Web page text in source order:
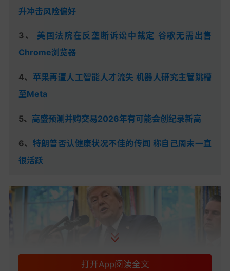
升冲击风险偏好
3 、 美国法院在反垄断诉讼中裁定 谷歌无需出售
Chrome浏览器
4、 苹果再遭人工智能人才流失 机器人研究主管跳槽
至Meta
5、 高盛预测并购交易2026年有可能会创纪录新高
6、 特朗普否认健康状况不佳的传闻 称自己周末一直
很活跃
打开App阅读全文